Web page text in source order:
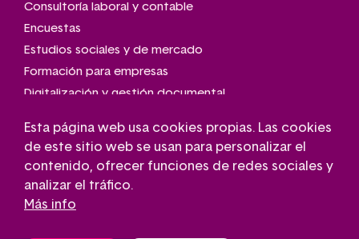
Consultoría laboral y contable
Encuestas
Estudios sociales y de mercado
Formación para empresas
Digitalización y gestión documental
Transporte adaptado
Gestión de parkings
Conserjería
Esta página web usa cookies propias. Las cookies
de este sitio web se usan para personalizar el
contenido, ofrecer funciones de redes sociales y
analizar el tráfico.
Más info